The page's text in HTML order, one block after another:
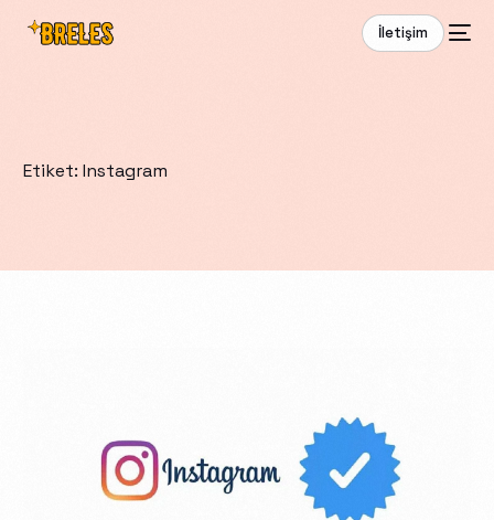
İletişim
Etiket:Instagram